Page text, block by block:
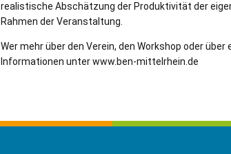
realistische Abschätzung der Produktivität der
Rahmen der Veranstaltung.
Wer mehr über den Verein, den Workshop oder
Informationen unter www.ben-mittelrhein.de